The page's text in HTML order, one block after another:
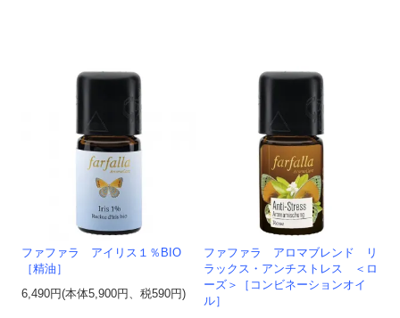
ファファラ アイリス１％BIO
［精油］
6,490円(本体5,900円、税590円)
ファファラ アロマブレンド リ
ラックス・アンチストレス ＜ロ
ーズ＞［コンビネーションオイ
ル］